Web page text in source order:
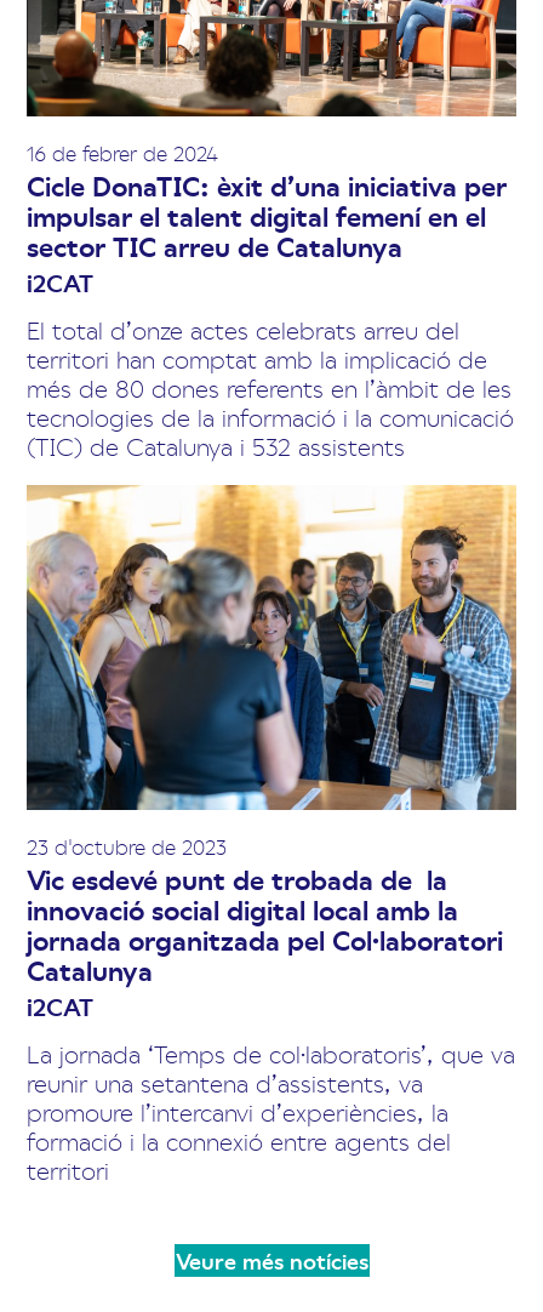
16 de febrer de 2024
Cicle DonaTIC: èxit d’una iniciativa per
impulsar el talent digital femení en el
sector TIC arreu de Catalunya
i2CAT
El total d’onze actes celebrats arreu del
territori han comptat amb la implicació de
més de 80 dones referents en l’àmbit de les
tecnologies de la informació i la comunicació
(TIC) de Catalunya i 532 assistents
23 d'octubre de 2023
Vic esdevé punt de trobada de la
innovació social digital local amb la
jornada organitzada pel Col·laboratori
Catalunya
i2CAT
La jornada ‘Temps de col·laboratoris’, que va
reunir una setantena d’assistents, va
promoure l’intercanvi d’experiències, la
formació i la connexió entre agents del
territori
Veure més notícies